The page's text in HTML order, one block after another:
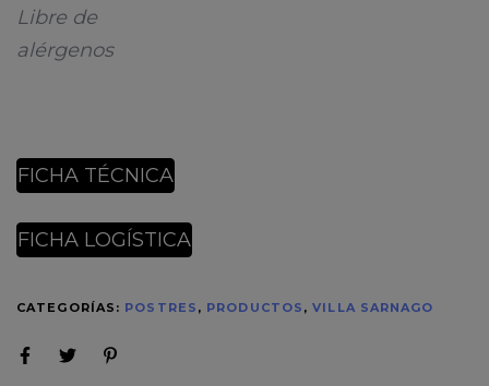
Libre de
alérgenos
FICHA TÉCNICA
FICHA LOGÍSTICA
CATEGORÍAS: POSTRES , PRODUCTOS ,VILLA SARNAGO